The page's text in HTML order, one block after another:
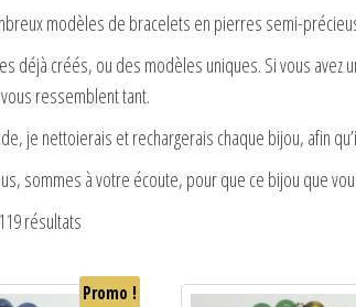
modèles de bracelets en pierres semi-
déjà créés, ou des modèles uniques. Si vous
ressemblent tant.
je nettoierais et rechargerais chaque bijou, afin
sommes à votre écoute, pour que ce bijou que
résultats
Promo !